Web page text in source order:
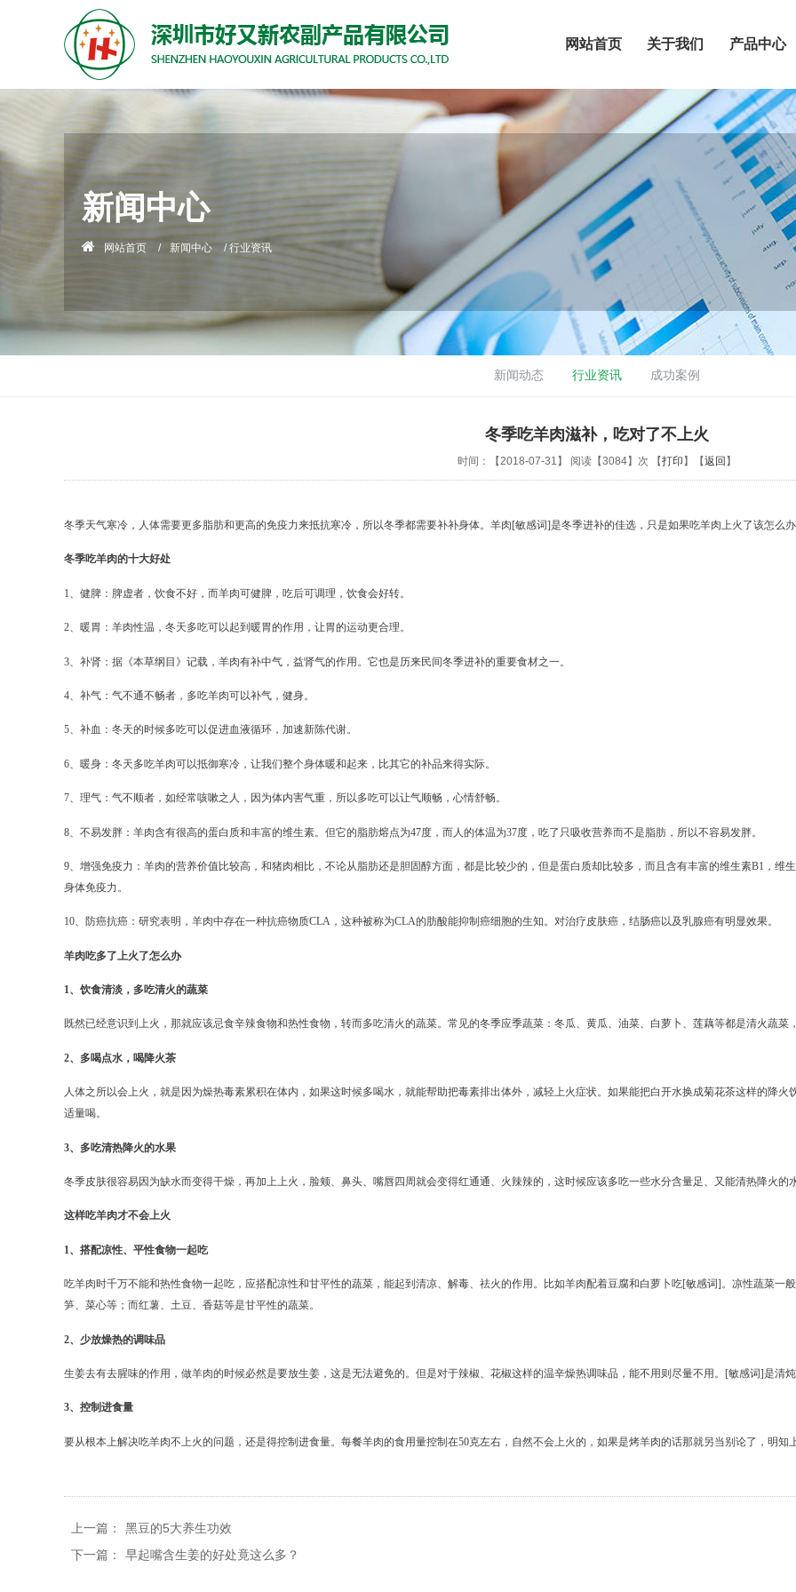
网站首页 关于我们 产品中心
新闻中心
网站首页 / 新闻中心 /行业资讯
新闻动态 行业资讯 成功案例
冬季吃羊肉滋补，吃对了不上火
时间：【2018-07-31】 阅读【3084】次 【打印 】【返回 】
冬季天气寒冷，人体需要更多脂肪和更高的免疫力来抵抗寒冷，所以冬季都需要补补身体。 羊肉[敏感词]是冬季进补的佳选，只是如果吃羊肉上火了该怎么
冬季吃羊肉的十大好处
1、健脾：脾虚者，饮食不好，而羊肉可健脾，吃后可调理，饮食会好转。
2、暖胃：羊肉性温，冬天多吃可以起到暖胃的作用，让胃的运动更合理。
3、补肾：据《本草纲目》记载，羊肉有补中气，益肾气的作用。它也是历来民间冬季进补的重要食材之一。
4、补气：气不通不畅者，多吃羊肉可以补气，健身。
5、补血：冬天的时候多吃可以促进血液循环，加速新陈代谢。
6、暖身：冬天多吃羊肉可以抵御寒冷，让我们整个身体暖和起来，比其它的补品来得实际。
7、理气：气不顺者，如经常咳嗽之人，因为体内害气重，所以多吃可以让气顺畅，心情舒畅。
8、不易发胖：羊肉含有很高的蛋白质和丰富的维生素。但它的脂肪熔点为47度，而人的体温为37度，吃了只吸收营养而不是脂肪，所以不容易发胖。
9、增强免疫力：羊肉的营养价值比较高，和猪肉相比，不论从脂肪还是胆固醇方面，都是比较少的，但是蛋白质却比较多，而且含有丰富的维生素B1，维
身体免疫力。
10、防癌抗癌：研究表明，羊肉中存在一种抗癌物质CLA，这种被称为CLA的肪酸能抑制癌细胞的生知。对治疗皮肤癌，结肠癌以及乳腺癌有明显效果。
羊肉吃多了上火了怎么办
1、饮食清淡，多吃清火的蔬菜
既然已经意识到上火，那就应该忌食辛辣食物和热性食物，转而多吃清火的蔬菜。常见的冬季应季蔬菜：冬瓜、黄瓜、油菜、白萝卜、莲藕等都是清火蔬菜
2、多喝点水，喝降火茶
人体之所以会上火，就是因为燥热毒素累积在体内，如果这时候多喝水，就能帮助把毒素排出体外，减轻上火症状。如果能把白开水换成菊花茶这样的降
适量喝。
3、多吃清热降火的水果
冬季皮肤很容易因为缺水而变得干燥，再加上上火，脸颊、鼻头、嘴唇四周就会变得红通通、火辣辣的，这时候应该多吃一些水分含量足、又能清热降火
这样吃羊肉才不会上火
1、搭配凉性、平性食物一起吃
吃羊肉时千万不能和热性食物一起吃，应搭配凉性和甘平性的蔬菜，能起到清凉、解毒、祛火的作用。比如羊肉配着豆腐和白萝卜吃[敏感词]。凉性蔬菜一
笋、菜心等；而红薯、土豆、香菇等是甘平性的蔬菜。
2、少放燥热的调味品
生姜去有去腥味的作用，做羊肉的时候必然是要放生姜，这是无法避免的。但是对于辣椒、花椒这样的温辛燥热调味品，能不用则尽量不用。[敏感词]是清
3、控制进食量
要从根本上解决吃羊肉不上火的问题，还是得控制进食量。每餐羊肉的食用量控制在50克左右，自然不会上火的，如果是烤羊肉的话那就另当别论了，明知
上一篇：
黑豆的5大养生功效
下一篇：
早起嘴含生姜的好处竟这么多？